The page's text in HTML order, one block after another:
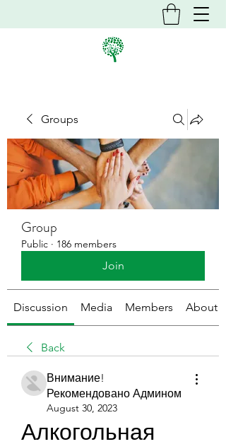
Groups
Group
Public · 186 members
Join
Discussion Media Members About
Back
Внимание!
Рекомендовано Админом
August 30, 2023
Алкогольная